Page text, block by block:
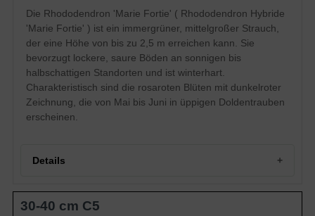
Blatt
Immergrün, elliptisch, am Ende
zugespitzt, leicht nach oben gewölbt,
ledrig, dunkelgrün, 5 bis 10 cm lang
Frucht
Kapselfrucht
Blüte
Rosarote Blüten mit dunkelroter
Zeichnung, in Doldentrauben
Blütezeit
Mai bis Juni
Rinde
Braun
Wurzeln
Standort
Eigenschaften
(Rhododendron 'Marie Fortie') ist
besonders reichblühend und winterhart.
Die Rhododendron 'Marie Fortie' ( Rhododendron Hybride
'Marie Fortie' ) ist ein immergrüner, mittelgroßer Strauch,
der eine Höhe von bis zu 2,5 m erreichen kann. Sie
bevorzugt lockere, saure Böden an sonnigen bis
halbschattigen Standorten und ist winterhart.
Charakteristisch sind die rosaroten Blüten mit dunkelroter
Zeichnung, die von Mai bis Juni in üppigen Doldentrauben
erscheinen.
Details
30-40 cm C5